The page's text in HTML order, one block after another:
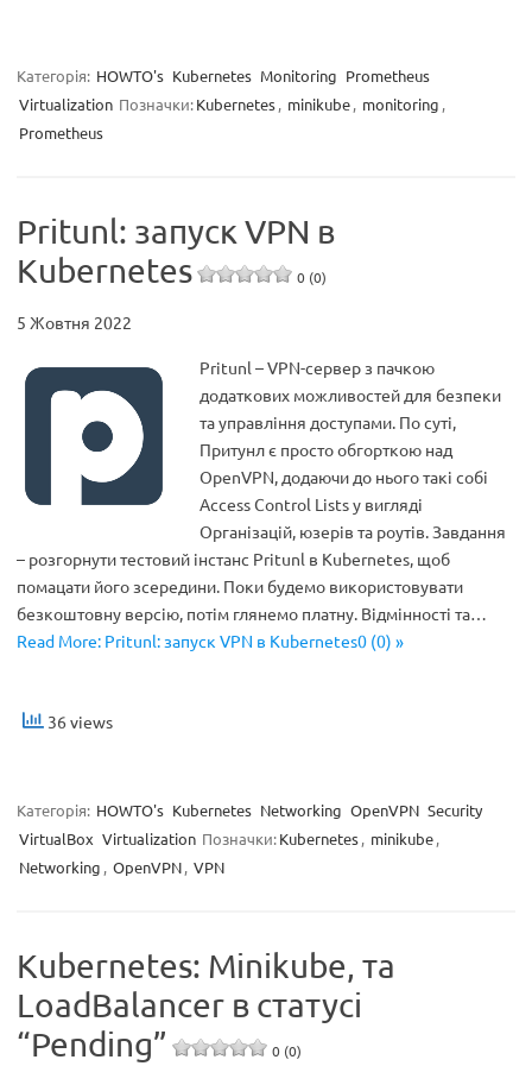
Категорія: HOWTO's Kubernetes Monitoring Prometheus
Virtualization Позначки:Kubernetes, minikube, monitoring ,
Prometheus
Pritunl: запуск VPN в
Kubernetes
0 (0)
5 Жовтня 2022
Pritunl – VPN-сервер з пачкою
додаткових можливостей для безпеки
та управління доступами. По суті,
Притунл є просто обгорткою над
OpenVPN, додаючи до нього такі собі
Access Control Lists у вигляді
Організацій, юзерів та роутів. Завдання
– розгорнути тестовий інстанс Pritunl в Kubernetes, щоб
помацати його зсередини. Поки будемо використовувати
безкоштовну версію, потім глянемо платну. Відмінності та…
Read More: Pritunl: запуск VPN в Kubernetes0 (0) »
36 views
Категорія: HOWTO's Kubernetes Networking OpenVPN Security
VirtualBox Virtualization Позначки:Kubernetes, minikube,
Networking , OpenVPN, VPN
Kubernetes: Minikube, та
LoadBalancer в статусі
“Pending”
0 (0)